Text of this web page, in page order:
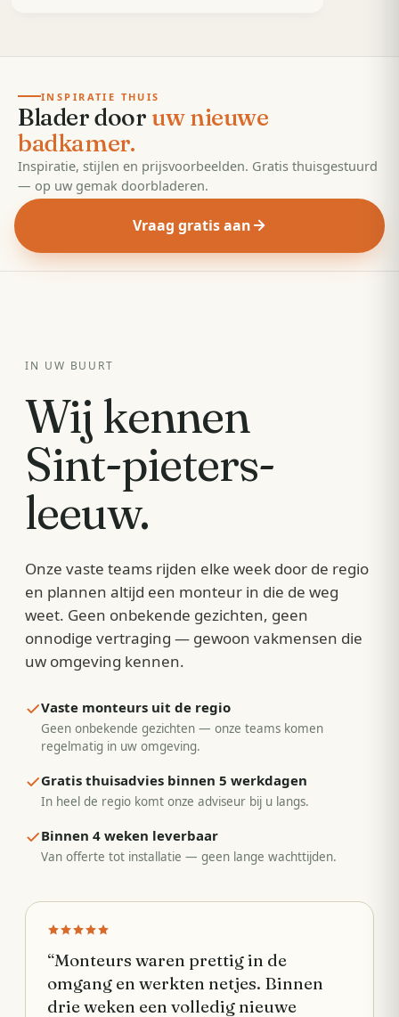
EDITIE2026· 55 pagina's
INSPIRATIE THUIS
Blader door uw nieuwe
badkamer.
Inspiratie, stijlen en prijsvoorbeelden. Gratis thuisgestuurd
— op uw gemak doorbladeren.
Vraag gratis aan
IN UW BUURT
Wij kennen
Sint-pieters-
leeuw.
Onze vaste teams rijden elke week door de regio
en plannen altijd een monteur in die de weg
weet. Geen onbekende gezichten, geen
onnodige vertraging — gewoon vakmensen die
uw omgeving kennen.
Vaste monteurs uit de regio
Geen onbekende gezichten — onze teams komen
regelmatig in uw omgeving.
Gratis thuisadvies binnen 5 werkdagen
In heel de regio komt onze adviseur bij u langs.
Binnen 4 weken leverbaar
Van offerte tot installatie — geen lange wachttijden.
“Monteurs waren prettig in de
omgang en werkten netjes. Binnen
drie weken een volledig nieuwe